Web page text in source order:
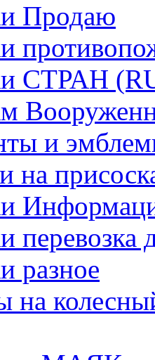
Продаю
СТРАН
и
на
перевозка
разное
на